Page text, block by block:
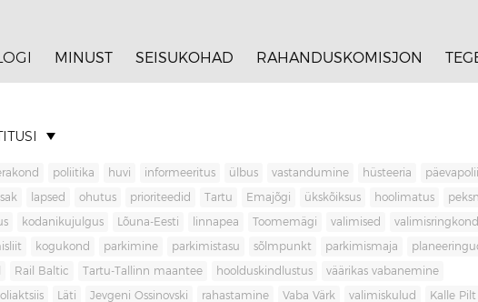
MINUST SEISUKOHAD RAHANDUSKOMISJON
poliitika huvi informeeritus ülbus vastandumine hüsteeria
lapsed ohutus prioriteedid Tartu Emajõgi ükskõiksus hoolimatus
kodanikujulgus Lõuna-Eesti linnapea Toomemägi valimised valimisringkond
kogukond parkimine parkimistasu sõlmpunkt parkimismaja
Rail Baltic Tartu-Tallinn maantee hoolduskindlustus väärikas vabanemine
Läti Jevgeni Ossinovski rahastamine Vaba Värk valimiskulud Kalle Pilt